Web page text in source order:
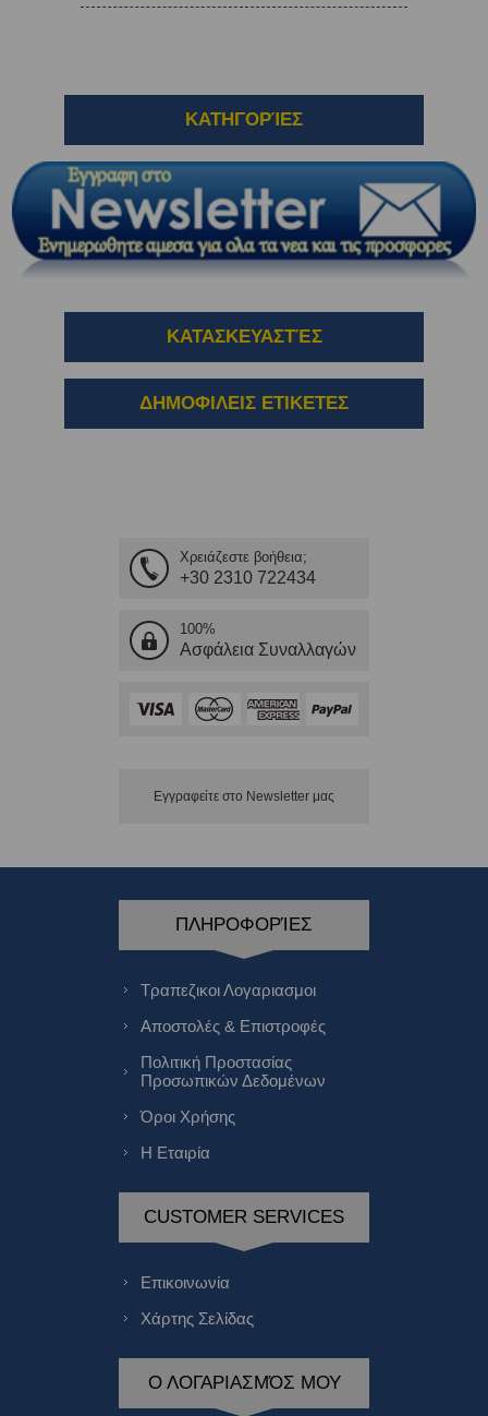
ΚΑΤΗΓΟΡΊΕΣ
ΚΑΤΑΣΚΕΥΑΣΤΈΣ
ΔΗΜΟΦΙΛΕΙΣ ΕΤΙΚΕΤΕΣ
Χρειάζεστε βοήθεια;
+30 2310 722434
100%
Ασφάλεια Συναλλαγών
Εγγραφείτε στο Νewsletter μας
ΠΛΗΡΟΦΟΡΊΕΣ
Τραπεζικοι Λογαριασμοι
Αποστολές & Επιστροφές
Πολιτική Προστασίας
Προσωπικών Δεδομένων
Όροι Χρήσης
Η Εταιρία
CUSTOMER SERVICES
Επικοινωνία
Χάρτης Σελίδας
Ο ΛΟΓΑΡΙΑΣΜΌΣ ΜΟΥ